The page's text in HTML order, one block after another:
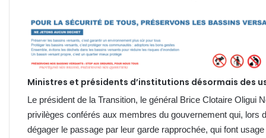
Ministres et présidents d’institutions désormais des
Le président de la Transition, le général Brice Clotaire Oligui
privilèges conférés aux membres du gouvernement qui, lors
dégager le passage par leur garde rapprochée, qui font